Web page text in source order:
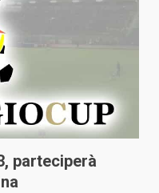
parteciperà